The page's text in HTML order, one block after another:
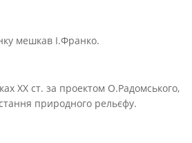
мешкав І.Франко.
XX ст. за проектом О.Радомського,
природного рельєфу.